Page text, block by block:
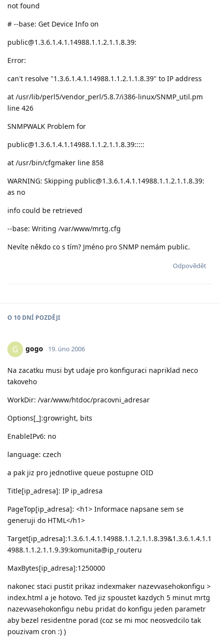
not found
# --base: Get Device Info on
public@1.3.6.1.4.1.14988.1.1.2.1.1.8.39:
Error:
can't resolve "1.3.6.1.4.1.14988.1.1.2.1.1.8.39" to IP address
at /usr/lib/perl5/vendor_perl/5.8.7/i386-linux/SNMP_util.pm
line 426
SNMPWALK Problem for
public@1.3.6.1.4.1.14988.1.1.2.1.1.8.39:::::
at /usr/bin/cfgmaker line 858
WARNING: Skipping public@1.3.6.1.4.1.14988.1.1.2.1.1.8.39:
as no
info could be retrieved
--base: Writing /var/www/mrtg.cfg
Nevíte někdo co s tím? Jméno pro SNMP nemám public.
Odpovědět
O 10 DNÍ POZDĚJI
G gogo 19. úno 2006
Na zacatku musi byt udaje pro konfiguraci napriklad neco
takoveho
WorkDir: /var/www/htdoc/pracovni_adresar
Options[_]:growright, bits
EnableIPv6: no
language: czech
a pak jiz pro jednotlive queue postupne OID
Title[ip_adresa]: IP ip_adresa
PageTop[ip_adresa]: <h1> Informace napsane sem se
generuji do HTML</h1>
Target[ip_adresa]:1.3.6.1.4.1.14988.1.1.2.1.1.8.39&1.3.6.1.4.1.1
4988.1.1.2.1.1.9.39:komunita@ip_routeru
MaxBytes[ip_adresa]:1250000
nakonec staci pustit prikaz indexmaker nazevvasehokonfigu >
index.html a je hotovo. Ted jiz spoustet kazdych 5 minut mrtg
nazevvasehokonfigu nebu pridat do konfigu jeden parametr
aby bezel residentne porad (coz se mi moc neosvedcilo tak
pouzivam cron :) )